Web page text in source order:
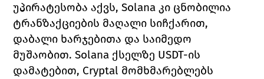
უპირატესობა აქვს, Solana კი ცნობილია
ტრანზაქციების მაღალი სიჩქარით,
დაბალი ხარჯებითა და საიმედო
მუშაობით. Solana ქსელზე USDT-ის
დამატებით, Cryptal მომხმარებლებს